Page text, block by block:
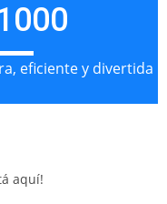
eficiente y divertida
aquí!